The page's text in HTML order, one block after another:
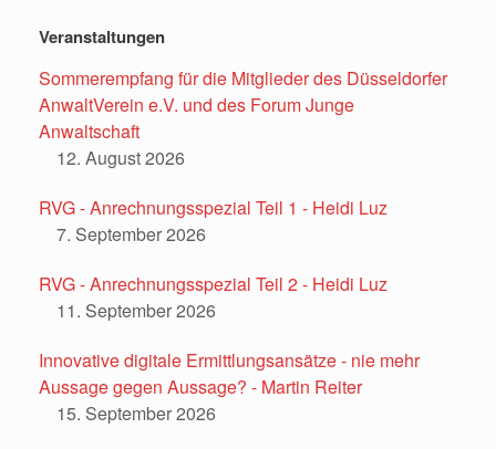
Veranstaltungen
Sommerempfang für die Mitglieder des Düsseldorfer
AnwaltVerein e.V. und des Forum Junge
Anwaltschaft
12. August 2026
RVG - Anrechnungsspezial Teil 1 - Heidi Luz
7. September 2026
RVG - Anrechnungsspezial Teil 2 - Heidi Luz
11. September 2026
Innovative digitale Ermittlungsansätze - nie mehr
Aussage gegen Aussage? - Martin Reiter
15. September 2026